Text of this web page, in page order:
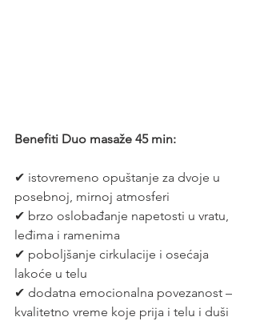
Benefiti Duo masaže 45 min:
✔ istovremeno opuštanje za dvoje u
posebnoj, mirnoj atmosferi
✔ brzo oslobađanje napetosti u vratu,
leđima i ramenima
✔ poboljšanje cirkulacije i osećaja
lakoće u telu
✔ dodatna emocionalna povezanost –
kvalitetno vreme koje prija i telu i duši